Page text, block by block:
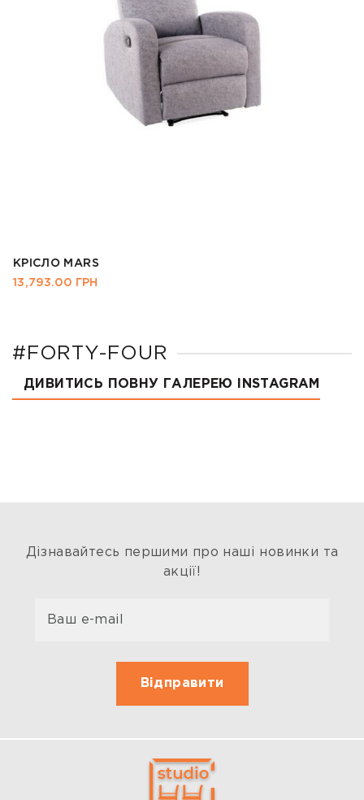
КРІСЛО MARS
13,793.00ГРН
#FORTY-FOUR
ДИВИТИСЬ ПОВНУ ГАЛЕРЕЮ INSTAGRAM
Дізнавайтесь першими про наші новинки та
акції!